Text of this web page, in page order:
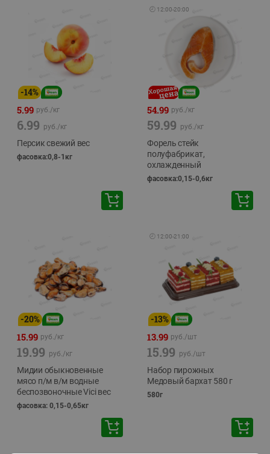
-14%
5.99 руб./кг
6.99 руб./кг
Персик свежий вес
фасовка:0,8-1кг
🕘 12:00-20:00
54.99 руб./кг
59.99 руб./кг
Форель стейк
полуфабрикат,
охлажденный
фасовка:0,15-0,6кг
-20%
15.99 руб./кг
19.99 руб./кг
Мидии обыкновенные
мясо п/м в/м водные
беспозвоночные Vici вес
фасовка: 0,15-0,65кг
🕘 12:00-21:00
-13%
13.99 руб./шт
15.99 руб./шт
Набор пирожных
Медовый бархат 580 г
580г